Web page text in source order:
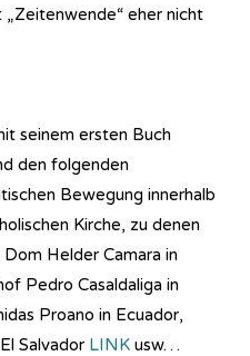
„Zeitenwende“ eher nicht
seinem ersten Buch
den folgenden
Bewegung innerhalb
Kirche, zu denen
Helder Camara in
Pedro Casaldaliga in
Proano in Ecuador,
Salvador LINK usw…